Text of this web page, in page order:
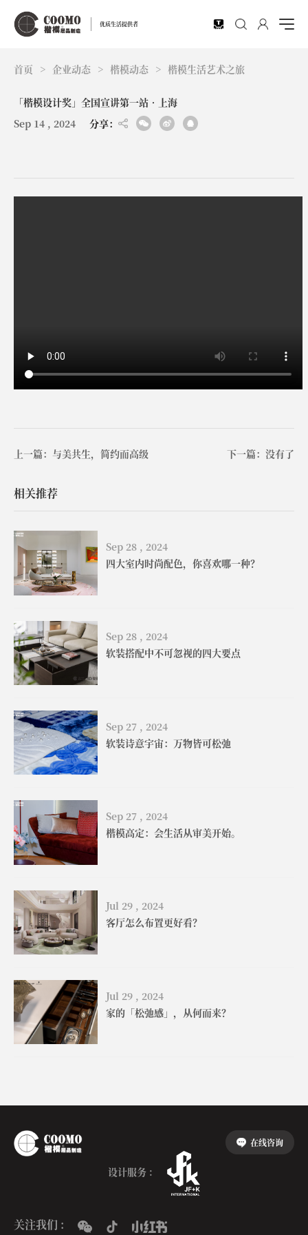
优质生活提供者
首页 > 企业动态 > 楷模动态 > 楷模生活艺术之旅
「楷模设计奖」全国宣讲第一站•上海
Sep 14 , 2024
分享：
上一篇：与美共生，简约而高级 下一篇：没有了
相关推荐
Sep 28 , 2024
四大室内时尚配色，你喜欢哪一种？
Sep 28 , 2024
软装搭配中不可忽视的四大要点
Sep 27 , 2024
软装诗意宇宙：万物皆可松弛
Sep 27 , 2024
楷模高定：会生活从审美开始。
Jul 29 , 2024
客厅怎么布置更好看？
Jul 29 , 2024
家的「松弛感」，从何而来？
关注我们 :
在线咨询
设计服务 :